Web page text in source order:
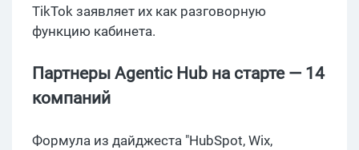
TikTok заявляет их как разговорную
функцию кабинета.
Партнеры Agentic Hub на старте — 14
компаний
Формула из дайджеста "HubSpot, Wix,